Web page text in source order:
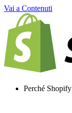
Vai a Contenuti
Perché Shopify